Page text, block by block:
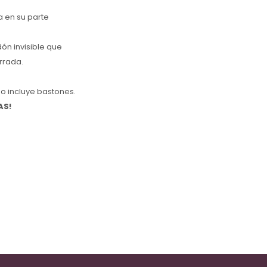
en su parte
invisible que
incluye bastones.